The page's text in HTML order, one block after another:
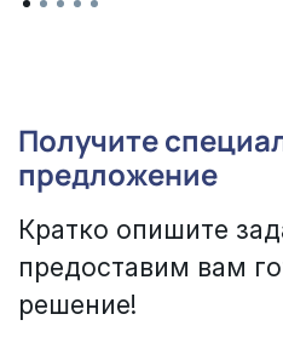
Получите
предложение
Кратко опишите
предоставим вам
решение!